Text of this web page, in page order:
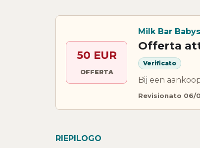
50 EUR
OFFERTA
Milk Bar
Offerta
Verificato
Bij een
Revisionato 06/
RIEPILOGO